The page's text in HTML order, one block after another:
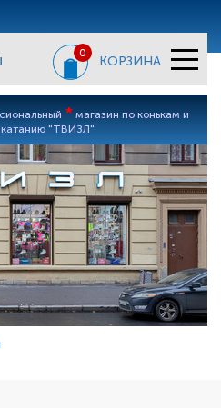
0
КОРЗИНА
* магазин по конькам и
катанию "ТВИЗЛ"